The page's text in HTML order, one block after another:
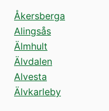
Åkersberga
Alingsås
Älmhult
Älvdalen
Alvesta
Älvkarleby